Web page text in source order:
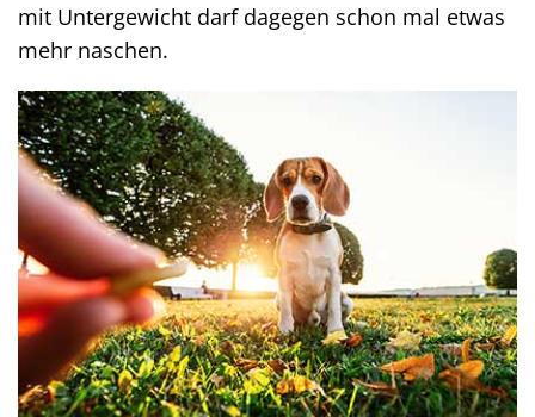
mit Untergewicht darf dagegen schon mal etwas
mehr naschen.